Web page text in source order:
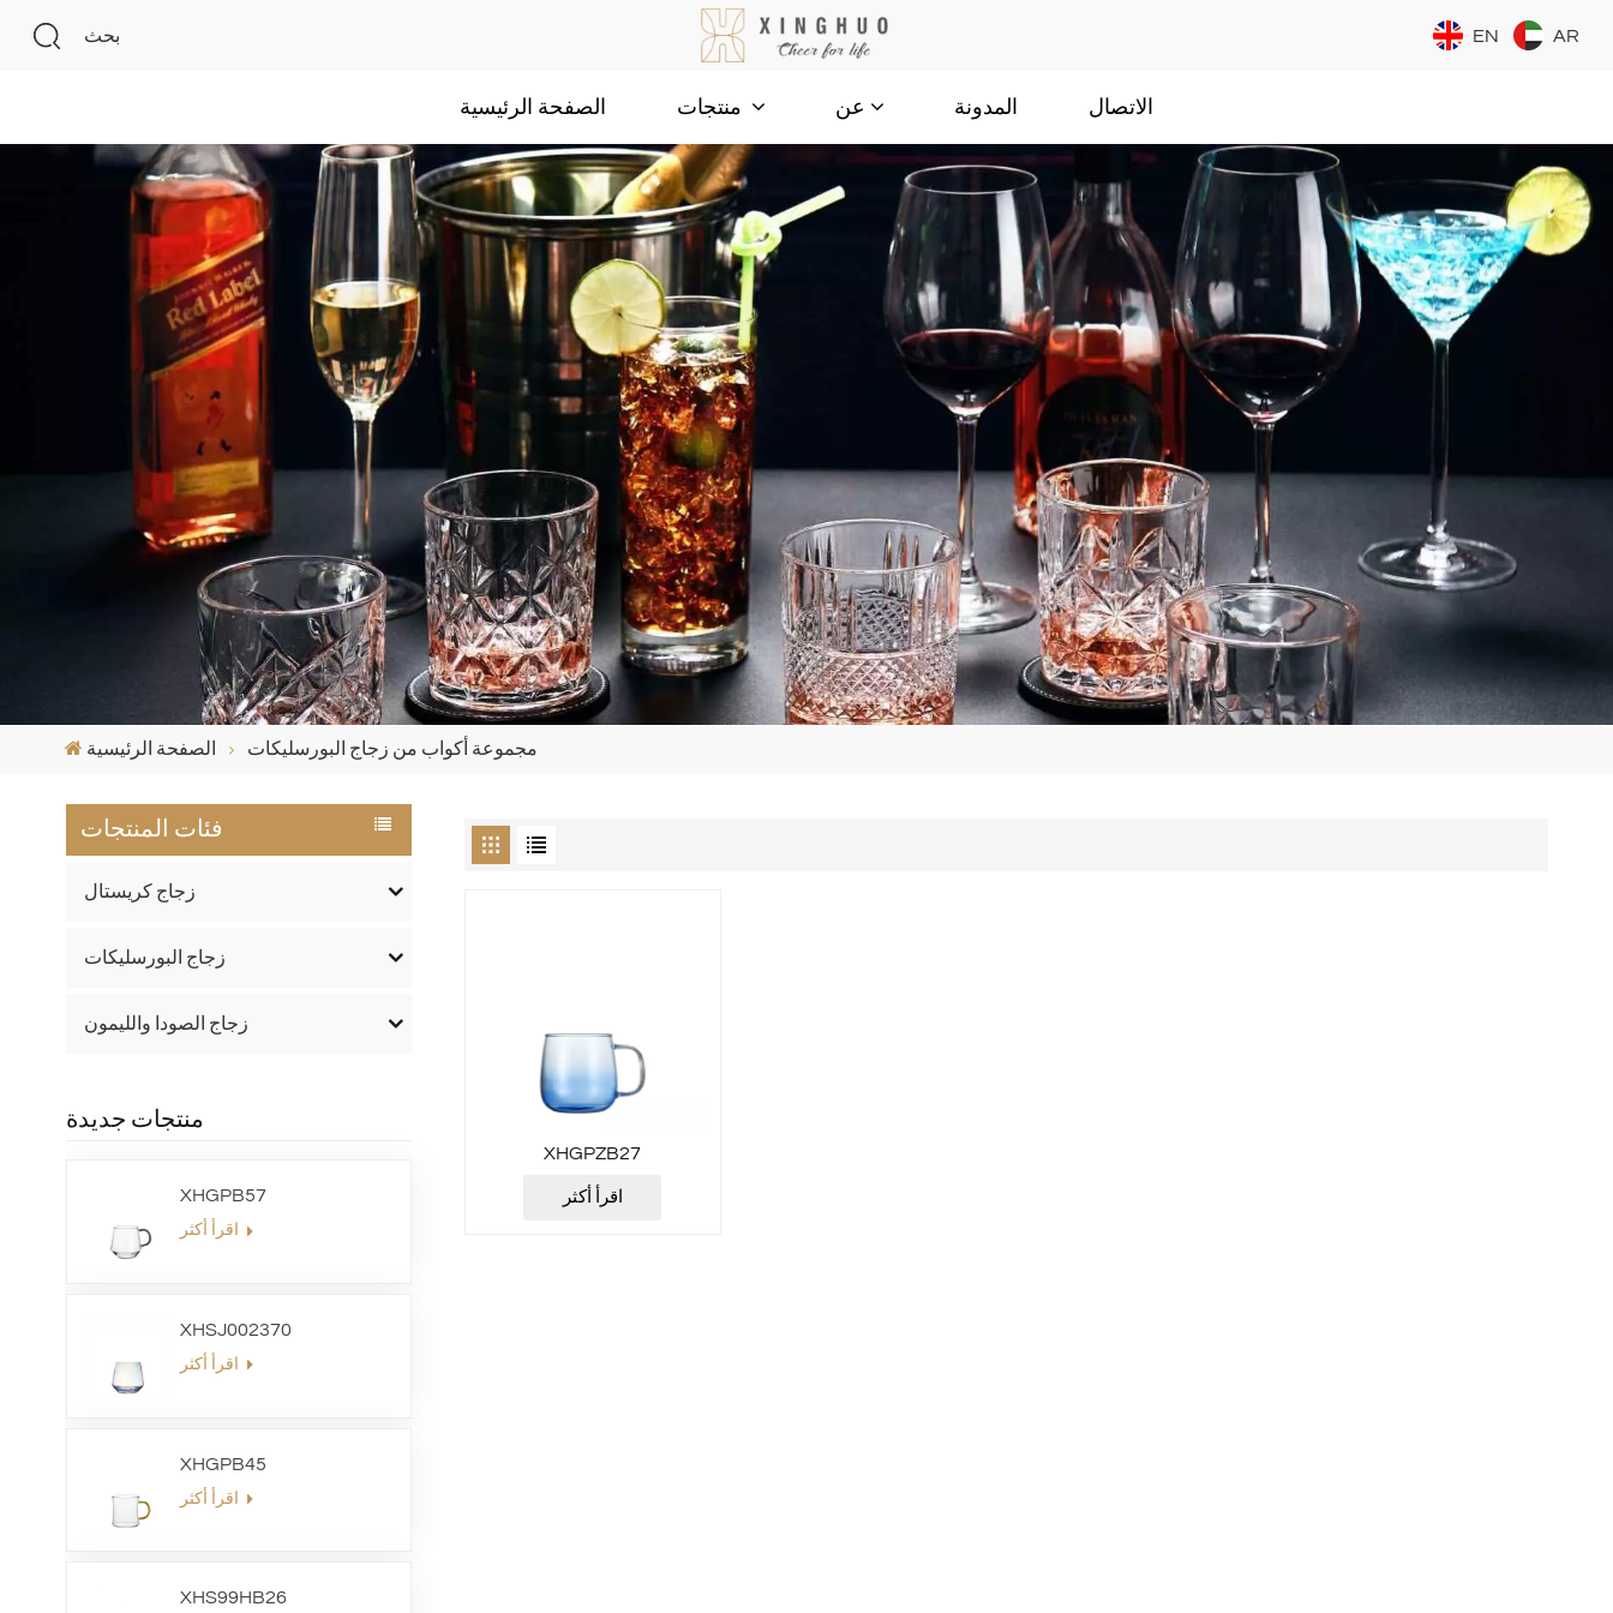
بحث EN AR
الصفحة الرئيسية عن المدونة الاتصال
الصفحة الرئيسية مجموعة أكواب من زجاج البورسليكات
فئات المنتجات
زجاج كريستال
زجاج البورسليكات
زجاج الصودا والليمون
منتجات جديدة
XHGPB57
XHSJ002370
XHGPB45
XHS99HB26
XHGPZB27
اقرأ أكثر